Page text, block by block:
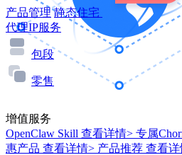
产品管理 静态住宅
代理IP服务
包段
零售
增值服务
OpenClaw Skill 查看详情> 专属
惠产品 查看详情> 产品推荐 查看详